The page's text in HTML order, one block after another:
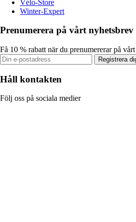
Vélo-Store
Winter-Expert
Prenumerera på vårt nyhetsbrev
Få 10 % rabatt när du prenumererar på
Registrera
Håll kontakten
Följ oss på sociala medier